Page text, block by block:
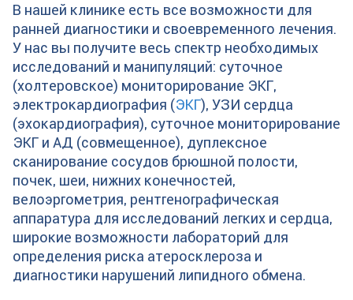
В нашей клинике есть все возможности для
ранней диагностики и своевременного лечения.
У нас вы получите весь спектр необходимых
исследований и манипуляций: cуточное
(холтеровское) мониторирование ЭКГ,
электрокардиография (ЭКГ), УЗИ сердца
(эхокардиография), суточное мониторирование
ЭКГ и АД (совмещенное), дуплексное
сканирование сосудов брюшной полости,
почек, шеи, нижних конечностей,
велоэргометрия, рентгенографическая
аппаратура для исследований легких и сердца,
широкие возможности лабораторий для
определения риска атеросклероза и
диагностики нарушений липидного обмена.